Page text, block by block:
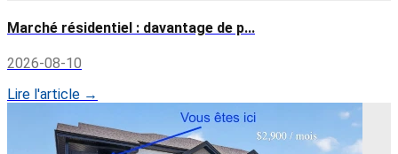
Marché résidentiel : davantage de p...
2026-08-10
Lire l'article →